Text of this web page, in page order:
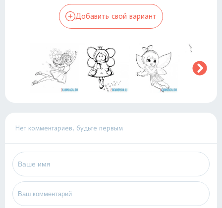
Добавить свой вариант
Нет комментариев, будьте первым